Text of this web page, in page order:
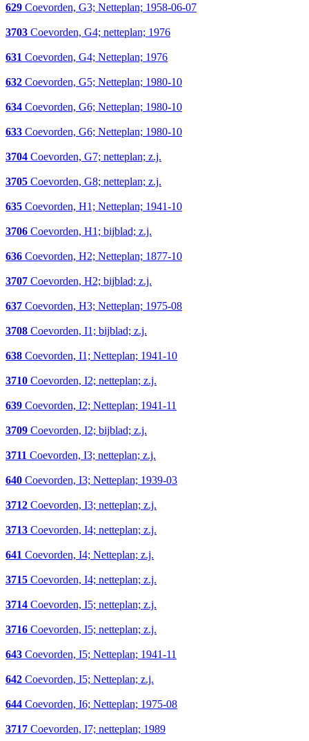
629 Coevorden, G3; Netteplan; 1958-06-07
3703 Coevorden, G4; netteplan; 1976
631 Coevorden, G4; Netteplan; 1976
632 Coevorden, G5; Netteplan; 1980-10
634 Coevorden, G6; Netteplan; 1980-10
633 Coevorden, G6; Netteplan; 1980-10
3704 Coevorden, G7; netteplan; z.j.
3705 Coevorden, G8; netteplan; z.j.
635 Coevorden, H1; Netteplan; 1941-10
3706 Coevorden, H1; bijblad; z.j.
636 Coevorden, H2; Netteplan; 1877-10
3707 Coevorden, H2; bijblad; z.j.
637 Coevorden, H3; Netteplan; 1975-08
3708 Coevorden, I1; bijblad; z.j.
638 Coevorden, I1; Netteplan; 1941-10
3710 Coevorden, I2; netteplan; z.j.
639 Coevorden, I2; Netteplan; 1941-11
3709 Coevorden, I2; bijblad; z.j.
3711 Coevorden, I3; netteplan; z.j.
640 Coevorden, I3; Netteplan; 1939-03
3712 Coevorden, I3; netteplan; z.j.
3713 Coevorden, I4; netteplan; z.j.
641 Coevorden, I4; Netteplan; z.j.
3715 Coevorden, I4; netteplan; z.j.
3714 Coevorden, I5; netteplan; z.j.
3716 Coevorden, I5; netteplan; z.j.
643 Coevorden, I5; Netteplan; 1941-11
642 Coevorden, I5; Netteplan; z.j.
644 Coevorden, I6; Netteplan; 1975-08
3717 Coevorden, I7; netteplan; 1989